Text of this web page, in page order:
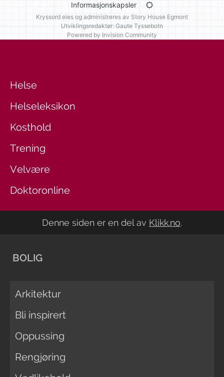
Informasjonskapsler
Kryssord eies og administreres av Story House Egmont
Utviklingsredaktør: Gaute Tyssebotn
Powered by Invision Community
Helse
Helseleksikon
Kosthold
Trening
Velvære
Doktoronline
Denne siden er en del av Klikk.no.
BOLIG
Arkitektur
Bli inspirert
Oppussing
Rengjøring